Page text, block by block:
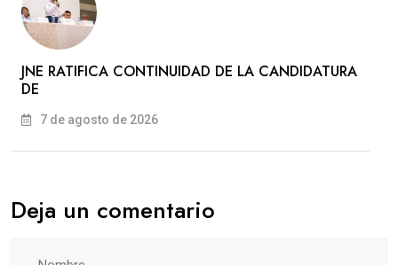
JNE RATIFICA CONTINUIDAD DE LA CANDIDATURA
DE
7 de agosto de 2026
Deja un comentario